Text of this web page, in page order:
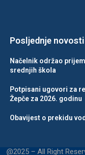
Posljednje novosti
Načelnik održao
srednjih škola
Potpisani ugovori za
Žepče za 2026. godinu
Obavijest o prekidu
@2025 – All Right